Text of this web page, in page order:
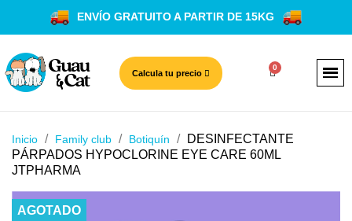
ENVÍO GRATUITO A PARTIR DE 15KG
Calcula tu precio
Inicio Family club Botiquín
DESINFECTANTE
PÁRPADOS HYPOCLORINE EYE CARE 60ML
JTPHARMA
AGOTADO